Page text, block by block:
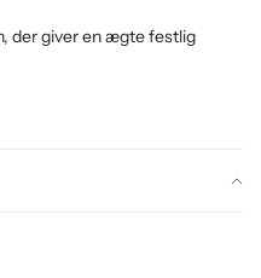
der giver en ægte festlig